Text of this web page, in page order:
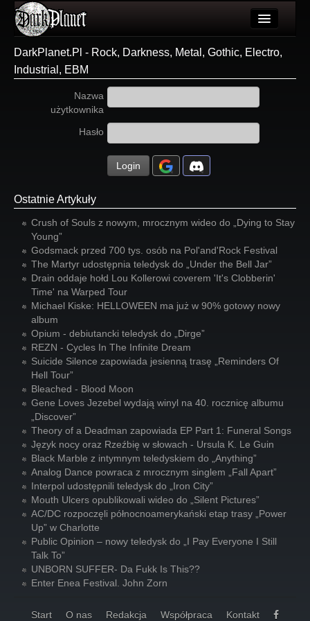
Użytkownicy
Wydarzenia
Login
DarkPlanet.Pl - Rock, Darkness, Metal, Gothic, Electro,
Industrial, EBM
Nazwa
użytkownika
Hasło
Login
Ostatnie Artykuły
Crush of Souls z nowym, mrocznym wideo do „Dying to Stay
Young”
Godsmack przed 700 tys. osób na Pol'and'Rock Festival
The Martyr udostępnia teledysk do „Under the Bell Jar”
Drain oddaje hołd Lou Kollerowi coverem 'It's Clobberin'
Time' na Warped Tour
Michael Kiske: HELLOWEEN ma już w 90% gotowy nowy
album
Opium - debiutancki teledysk do „Dirge”
REZN - Cycles In The Infinite Dream
Suicide Silence zapowiada jesienną trasę „Reminders Of
Hell Tour”
Bleached - Blood Moon
Gene Loves Jezebel wydają winyl na 40. rocznicę albumu
„Discover”
Theory of a Deadman zapowiada EP Part 1: Funeral Songs
Język nocy oraz Rzeźbię w słowach - Ursula K. Le Guin
Black Marble z intymnym teledyskiem do „Anything”
Analog Dance powraca z mrocznym singlem „Fall Apart”
Interpol udostępnili teledysk do „Iron City”
Mouth Ulcers opublikowali wideo do „Silent Pictures”
AC/DC rozpoczęli północnoamerykański etap trasy „Power
Up” w Charlotte
Public Opinion – nowy teledysk do „I Pay Everyone I Still
Talk To”
UNBORN SUFFER- Da Fukk Is This??
Enter Enea Festival. John Zorn
Start O nas Redakcja Współpraca Kontakt